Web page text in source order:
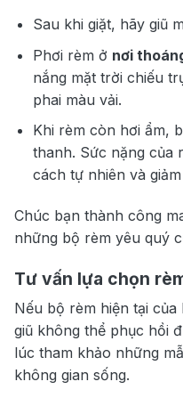
Sau khi giặt, hãy giũ
Phơi rèm ở nơi
nắng mặt trời chiếu
phai màu vải.
Khi rèm còn hơi ẩm,
thanh. Sức nặng của
cách tự nhiên và
Chúc bạn thành công
những bộ rèm yêu quý
Tư vấn lựa chọn
Nếu bộ rèm hiện tại
giũ không thể phục hồi
lúc tham khảo những
không gian sống.